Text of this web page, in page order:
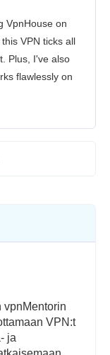
VpnHouse on
VPN ticks all
Plus, I've also
flawlessly on
vpnMentorin
VPN:t
ja